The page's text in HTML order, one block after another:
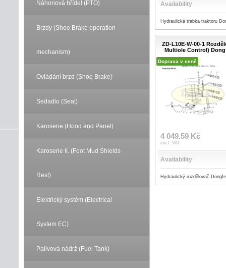
Náhonová hřídel (PTO)
Brzdy (Shoe Brake operation
mechanism)
Ovládání brzd (Shoe Brake)
Sedadlo (Seat)
Karoserie (Hood and Panel)
Karoserie II. (Foot Mud Shields
Rest)
Elektrický systém (Electrical
System EC)
Palivová nádrž (Fuel Tank)
Availability
Hydraulická trabka traktoru
ZD-L10E-W-00-1
Multiole Control) Dong
Doprava v ceně
4 049.59 Kč
excl. VAT
Availability
Hydraulický rozdělovač